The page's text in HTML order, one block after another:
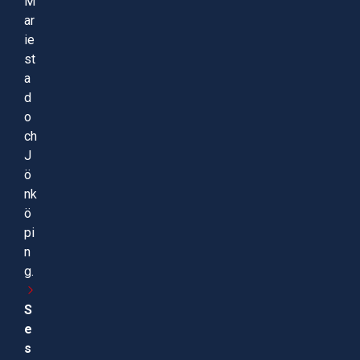
ar
ie
st
a
d
o
ch
J
ö
nk
ö
pi
n
g.
S
e
s